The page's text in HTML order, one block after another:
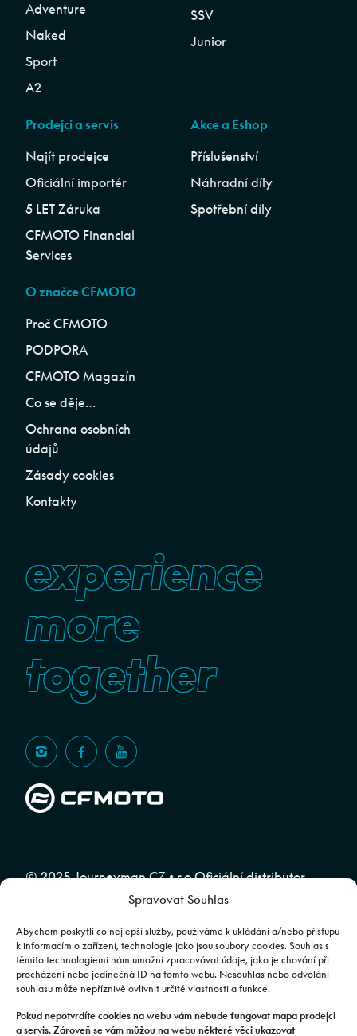
Spravovat Souhlas
Abychom poskytli co nejlepší služby, používáme k ukládání a/nebo přístupu
k informacím o zařízení, technologie jako jsou soubory cookies. Souhlas s
těmito technologiemi nám umožní zpracovávat údaje, jako je chování při
procházení nebo jedinečná ID na tomto webu. Nesouhlas nebo odvolání
souhlasu může nepříznivě ovlivnit určité vlastnosti a funkce.
Pokud nepotvrdíte cookies na webu vám nebude fungovat mapa prodejci
a servis. Zároveň se vám můžou na webu některé věci ukazovat
Adventure
Naked
Sport
A2
SSV
Junior
Prodejci a servis
Najít prodejce
Oficiální importér
5 LET Záruka
CFMOTO Financial
Services
Akce a Eshop
Příslušenství
Náhradní díly
Spotřební díly
O značce CFMOTO
Proč CFMOTO
PODPORA
CFMOTO Magazín
Co se děje…
Ochrana osobních
údajů
Zásady cookies
Kontakty
experience
more
together
© 2025 Journeyman CZ s.r.o Oficiální distributor
značky CFMOTO pro ČR a SR | Web spravuje
Team
Fotografie mají pouze ilustrativní charakter. Výbava, barevné
kombinace apod. se mohou lišit. Pro upřesnění kontaktujte svého
prodejce. | Veškeré zobrazené informace mají pouze informativní
charakter a nejsou nabídkou ve smyslu ustanovení §1732 odst. 2